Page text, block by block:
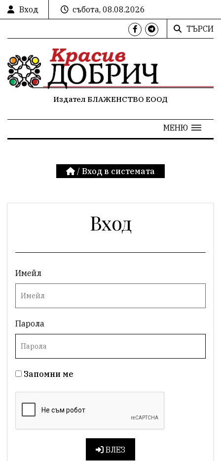
Вход
събота, 08.08.2026
ТЪРСИ
Издател БЛАЖЕНСТВО ЕООД
МЕНЮ
/ Вход в системата
Вход
Имейл
Парола
Запомни ме
ВЛЕЗ